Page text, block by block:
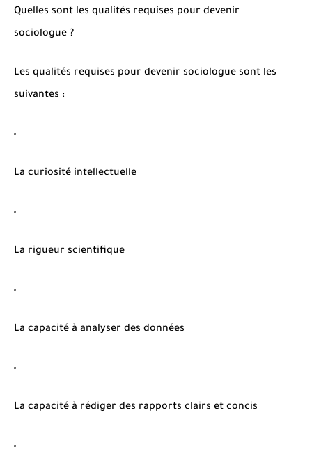
Quelles sont les qualités requises pour devenir
sociologue ?
Les qualités requises pour devenir sociologue sont les
suivantes :
La curiosité intellectuelle
La rigueur scientifique
La capacité à analyser des données
La capacité à rédiger des rapports clairs et concis